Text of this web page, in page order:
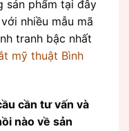
sản phẩm tại đây
nhiều mẫu mã
tranh bậc nhất
mỹ thuật Bình
cần tư vấn và
nào về sản